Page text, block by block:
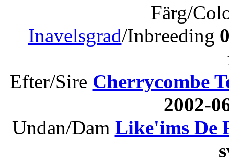
Färg/
Inavelsgrad/Inbreeding
Efter/Sire Cherrycombe
2002-
Undan/Dam Like'ims De